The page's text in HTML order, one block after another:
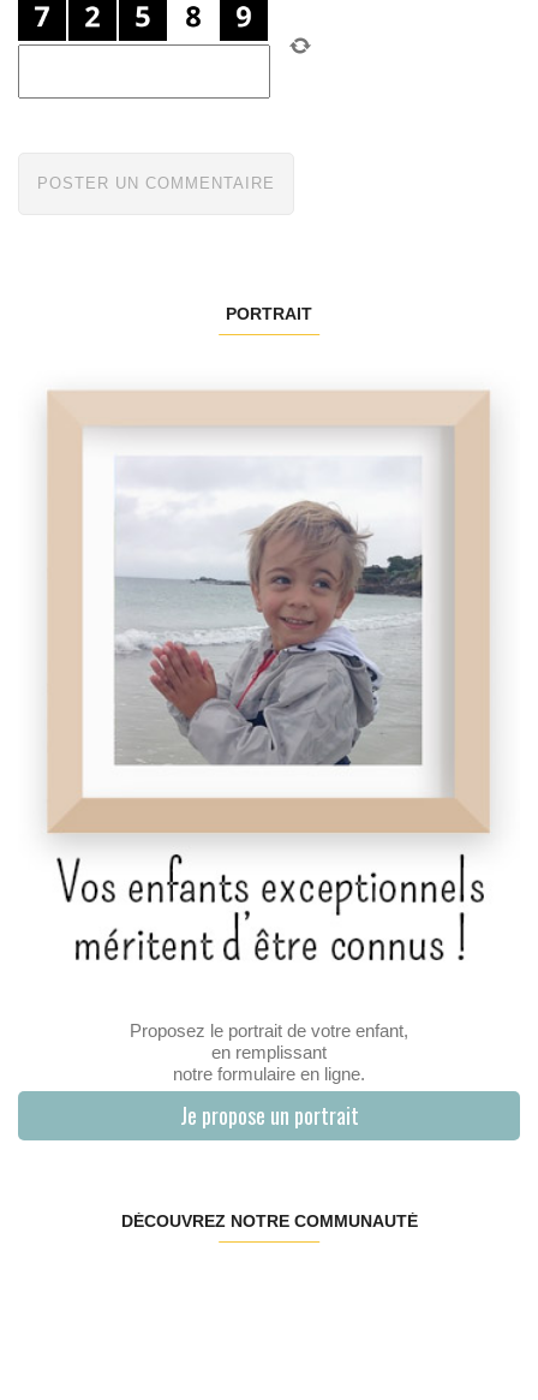
PORTRAIT
Proposez le portrait de votre enfant,
en remplissant
notre formulaire en ligne.
Je propose un portrait
DÉCOUVREZ NOTRE COMMUNAUTÉ